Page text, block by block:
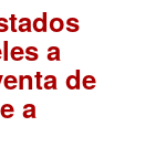
a
de
a